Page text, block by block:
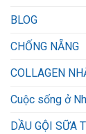
BLOG
CHỐNG NẴNG
COLLAGEN
Cuộc sống ở
DẦU GỘI SỮA